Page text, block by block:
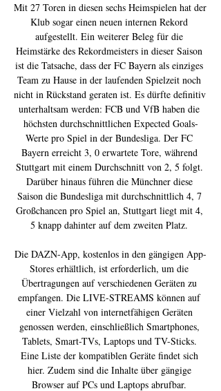
Mit 27 Toren in diesen sechs Heimspielen hat der
Klub sogar einen neuen internen Rekord
aufgestellt. Ein weiterer Beleg für die
Heimstärke des Rekordmeisters in dieser Saison
ist die Tatsache, dass der FC Bayern als einziges
Team zu Hause in der laufenden Spielzeit noch
nicht in Rückstand geraten ist. Es dürfte definitiv
unterhaltsam werden: FCB und VfB haben die
höchsten durchschnittlichen Expected Goals-
Werte pro Spiel in der Bundesliga. Der FC
Bayern erreicht 3, 0 erwartete Tore, während
Stuttgart mit einem Durchschnitt von 2, 5 folgt.
Darüber hinaus führen die Münchner diese
Saison die Bundesliga mit durchschnittlich 4, 7
Großchancen pro Spiel an, Stuttgart liegt mit 4,
5 knapp dahinter auf dem zweiten Platz.
Die DAZN-App, kostenlos in den gängigen App-
Stores erhältlich, ist erforderlich, um die
Übertragungen auf verschiedenen Geräten zu
empfangen. Die LIVE-STREAMS können auf
einer Vielzahl von internetfähigen Geräten
genossen werden, einschließlich Smartphones,
Tablets, Smart-TVs, Laptops und TV-Sticks.
Eine Liste der kompatiblen Geräte findet sich
hier. Zudem sind die Inhalte über gängige
Browser auf PCs und Laptops abrufbar.